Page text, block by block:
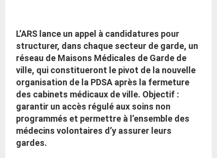
L’ARS lance un appel à candidatures pour
structurer, dans chaque secteur de garde, un
réseau de Maisons Médicales de Garde de
ville, qui constitueront le pivot de la nouvelle
organisation de la PDSA après la fermeture
des cabinets médicaux de ville. Objectif :
garantir un accès régulé aux soins non
programmés et permettre à l’ensemble des
médecins volontaires d’y assurer leurs
gardes.